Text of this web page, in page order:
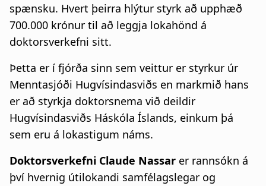
spænsku. Hvert þeirra hlýtur styrk að upphæð
700.000 krónur til að leggja lokahönd á
doktorsverkefni sitt.
Þetta er í fjórða sinn sem veittur er styrkur úr
Menntasjóði Hugvísindasviðs en markmið hans
er að styrkja doktorsnema við deildir
Hugvísindasviðs Háskóla Íslands, einkum þá
sem eru á lokastigum náms.
Doktorsverkefni Claude Nassar er rannsókn á
því hvernig útilokandi samfélagslegar og